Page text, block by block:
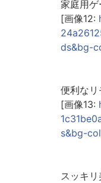
家庭用
[画像12:
ds&bg-
便利なリ
[画像13:
s&bg-
スッキ